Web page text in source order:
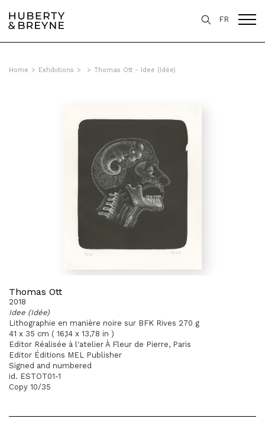
FR
Home > Exhibitions > > Thomas Ott - Idee (Idée)
Thomas Ott
2018
Idee (Idée)
Lithographie en manière noire sur BFK Rives 270 g
41 x 35 cm ( 16,14 x 13,78 in )
Editor Réalisée à l'atelier À Fleur de Pierre, Paris
Editor Éditions MEL Publisher
Signed and numbered
id. ESTOT01-1
Copy 10/35